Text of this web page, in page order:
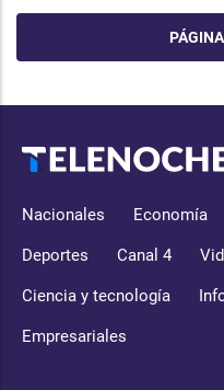
Nacionales Economía
Deportes Canal 4
Ciencia y tecnología
Empresariales